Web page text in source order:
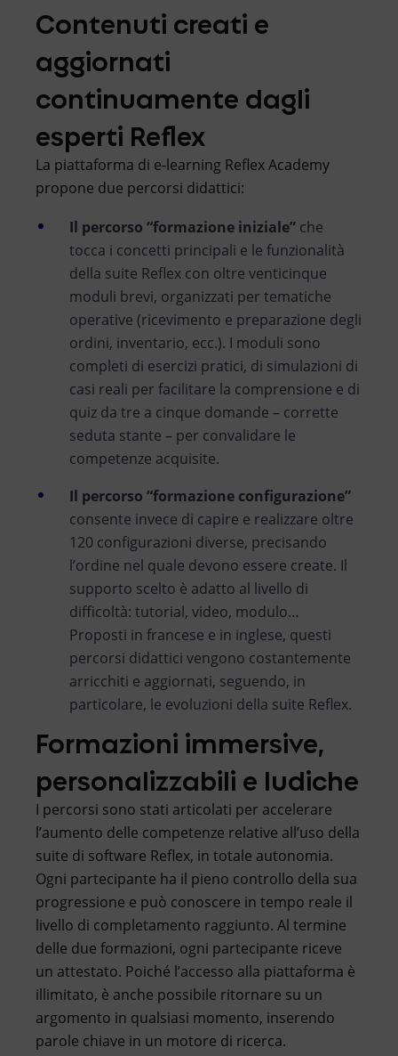
Contenuti creati e
aggiornati
continuamente dagli
esperti Reflex
La piattaforma di e-learning Reflex Academy
propone due percorsi didattici:
Il percorso “formazione iniziale” che
tocca i concetti principali e le funzionalità
della suite Reflex con oltre venticinque
moduli brevi, organizzati per tematiche
operative (ricevimento e preparazione degli
ordini, inventario, ecc.). I moduli sono
completi di esercizi pratici, di simulazioni di
casi reali per facilitare la comprensione e di
quiz da tre a cinque domande – corrette
seduta stante – per convalidare le
competenze acquisite.
Il percorso “formazione configurazione”
consente invece di capire e realizzare oltre
120 configurazioni diverse, precisando
l’ordine nel quale devono essere create. Il
supporto scelto è adatto al livello di
difficoltà: tutorial, video, modulo…
Proposti in francese e in inglese, questi
percorsi didattici vengono costantemente
arricchiti e aggiornati, seguendo, in
particolare, le evoluzioni della suite Reflex.
Formazioni immersive,
personalizzabili e ludiche
I percorsi sono stati articolati per accelerare
l’aumento delle competenze relative all’uso della
suite di software Reflex, in totale autonomia.
Ogni partecipante ha il pieno controllo della sua
progressione e può conoscere in tempo reale il
livello di completamento raggiunto. Al termine
delle due formazioni, ogni partecipante riceve
un attestato. Poiché l’accesso alla piattaforma è
illimitato, è anche possibile ritornare su un
argomento in qualsiasi momento, inserendo
parole chiave in un motore di ricerca.